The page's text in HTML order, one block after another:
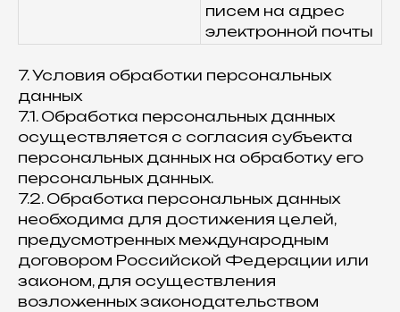
писем на адрес
электронной почты
7. Условия обработки персональных
данных
7.1. Обработка персональных данных
осуществляется с согласия субъекта
персональных данных на обработку его
персональных данных.
7.2. Обработка персональных данных
необходима для достижения целей,
предусмотренных международным
договором Российской Федерации или
законом, для осуществления
возложенных законодательством